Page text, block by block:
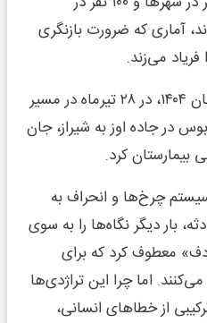
آماری که ضرورت بازنگری
می‌زند.
یکی از تلخ‌ترین حوادث تابستان ۱۴۰۴، در ۲۸ تیرماه در مسیر
در جاده اوز به شیراز، جان
چرخ‌ها و انحراف به
بار دیگر نگاه‌ها را به سوی
معطوف کرد که برای
اما چرا این تراژدی‌ها
از خطاهای انسانی،